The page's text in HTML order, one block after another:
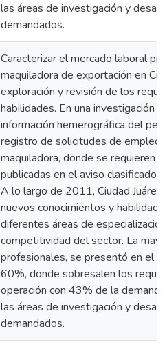
las áreas de investigación y
demandados.
Caracterizar el mercado laboral
maquiladora de exportación en
exploración y revisión de los
habilidades. En una investigación
información hemerográfica del
registro de solicitudes de empleo
maquiladora, donde se requieren
publicadas en el aviso clasificado
A lo largo de 2011, Ciudad
nuevos conocimientos y
diferentes áreas de
competitividad del sector. La
profesionales, se presentó en el
60%, donde sobresalen los
operación con 43% de la
las áreas de investigación y
demandados.